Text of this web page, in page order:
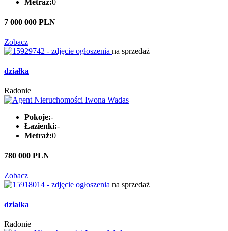
Metraż:0
7 000 000 PLN
Zobacz
na sprzedaż
działka
Radonie
Pokoje:-
Łazienki:-
Metraż:0
780 000 PLN
Zobacz
na sprzedaż
działka
Radonie